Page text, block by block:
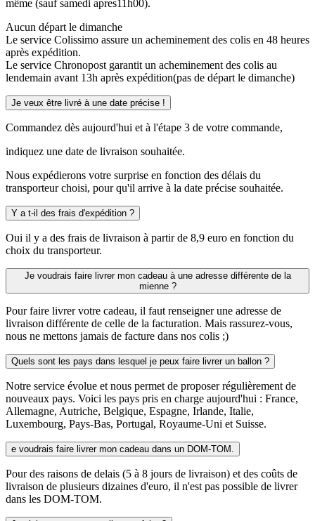
même (sauf samedi apres11h00).
Aucun départ le dimanche
Le service Colissimo assure un acheminement des colis en 48 heures
après expédition.
Le service Chronopost garantit un acheminement des colis au
lendemain avant 13h après expédition(pas de départ le dimanche)
Je veux être livré à une date précise !
Commandez dès aujourd'hui et à l'étape 3 de votre commande,
indiquez une date de livraison souhaitée.
Nous expédierons votre surprise en fonction des délais du
transporteur choisi, pour qu'il arrive à la date précise souhaitée.
Y a t-il des frais d'expédition ?
Oui il y a des frais de livraison à partir de 8,9 euro en fonction du
choix du transporteur.
Je voudrais faire livrer mon cadeau à une adresse différente de la
mienne ?
Pour faire livrer votre cadeau, il faut renseigner une adresse de
livraison différente de celle de la facturation. Mais rassurez-vous,
nous ne mettons jamais de facture dans nos colis ;)
Quels sont les pays dans lesquel je peux faire livrer un ballon ?
Notre service évolue et nous permet de proposer régulièrement de
nouveaux pays. Voici les pays pris en charge aujourd'hui : France,
Allemagne, Autriche, Belgique, Espagne, Irlande, Italie,
Luxembourg, Pays-Bas, Portugal, Royaume-Uni et Suisse.
e voudrais faire livrer mon cadeau dans un DOM-TOM.
Pour des raisons de delais (5 à 8 jours de livraison) et des coûts de
livraison de plusieurs dizaines d'euro, il n'est pas possible de livrer
dans les DOM-TOM.